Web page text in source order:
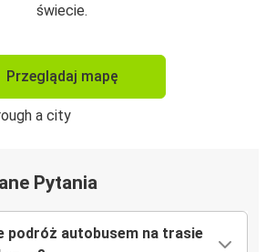
świecie.
Przeglądaj mapę
Pytania
podróż autobusem na trasie